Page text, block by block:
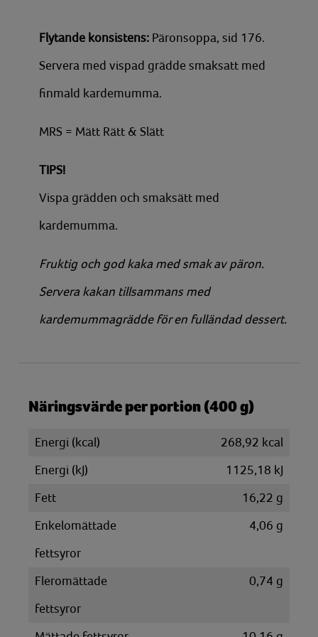
Flytande konsistens: Päronsoppa, sid 176.
Servera med vispad grädde smaksatt med
finmald kardemumma.
MRS = Mätt Rätt & Slätt
TIPS!
Vispa grädden och smaksätt med
kardemumma.
Fruktig och god kaka med smak av päron.
Servera kakan tillsammans med
kardemummagrädde för en fulländad dessert.
Näringsvärde per portion (400 g)
Energi (kcal)
268,92 kcal
Energi (kJ)
1125,18 kJ
Fett
16,22 g
Enkelomättade
fettsyror
4,06 g
Fleromättade
fettsyror
0,74 g